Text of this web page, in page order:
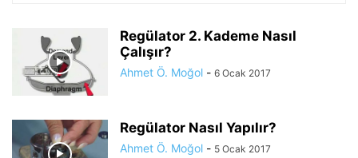
Regülator 2. Kademe Nasıl
Çalışır?
Ahmet Ö. Moğol - 6 Ocak 2017
Regülator Nasıl Yapılır?
Ahmet Ö. Moğol - 5 Ocak 2017